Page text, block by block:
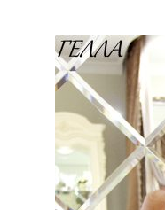
Отзывы
Контакты
+380996574467